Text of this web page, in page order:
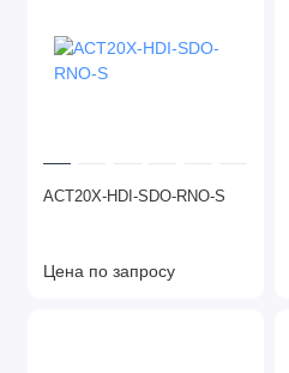
ACT20X-HDI-SDO-RNO-S
Цена по запросу